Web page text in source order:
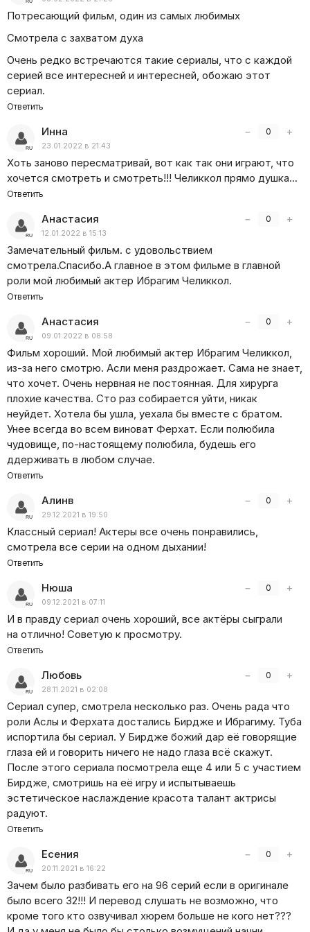
задание от дяди. У него не поднимается рука поступить
так с Аслы. Поэтому мужчина принимает решение
предоставить девушке шанс, но только на его условиях,
Потресающий фильм, один из самых любимых
Смотрела с захватом духа
Очень редко встречаются такие сериалы, что с каждой
серией все интересней и интересней, обожаю этот
сериал.
Ответить
− 0 +
Инна
23.01.2022 в 21:43
Хоть заново пересматривай, вот как так они играют, что
хочется смотреть и смотреть!!! Челиккол прямо душка…
Ответить
− 0 +
Анастасия
12.01.2022 в 15:13
Замечательный фильм. с удовольствием
смотрела.Спасибо.А главное в этом фильме в главной
роли мой любимый актер Ибрагим Челиккол.
Ответить
− 0 +
Анастасия
09.01.2022 в 08:58
Фильм хороший. Мой любимый актер Ибрагим Челиккол,
из-за него смотрю. Асли меня раздрожает. Сама не знает,
что хочет. Очень нервная не постоянная. Для хирурга
плохие качества. Сто раз собирается уйти, никак
неуйдет. Хотела бы ушла, уехала бы вместе с братом.
Унее всегда во всем виноват Ферхат. Если полюбила
чудовище, по-настоящему полюбила, будешь его
ддерживать в любом случае.
Ответить
− 0 +
Алинв
29.12.2021 в 19:50
Классный сериал! Актеры все очень понравились,
смотрела все серии на одном дыхании!
Ответить
− 0 +
Нюша
09.12.2021 в 07:11
И в правду сериал очень хороший, все актёры сыграли
на отлично! Советую к просмотру.
Ответить
− 0 +
Любовь
28.11.2021 в 02:08
Сериал супер, смотрела несколько раз. Очень рада что
роли Аслы и Ферхата достались Бирдже и Ибрагиму. Туба
испортила бы сериал. У Бирдже божий дар её говорящие
глаза ей и говорить ничего не надо глаза всё скажут.
После этого сериала посмотрела еще 4 или 5 с участием
Бирдже, смотришь на её игру и испытываешь
эстетическое наслаждение красота талант актрисы
радуют.
Ответить
− 0 +
Есения
20.11.2021 в 16:22
Зачем было разбивать его на 96 серий если в оригинале
было всего 32!!! И перевод слушать не возможно, что
кроме того кто озвучивал хюрем больше не кого нет???